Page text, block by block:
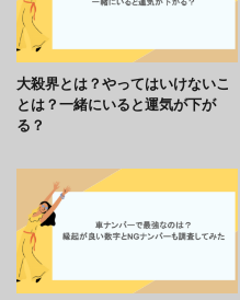
大殺界とは？やってはいけないこ
とは？一緒にいると運気が下が
る？